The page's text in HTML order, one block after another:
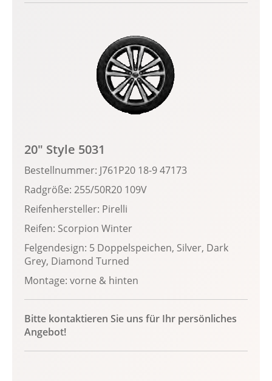
20" Style 5031
Bestellnummer: J761P20 18-9 47173
Radgröße: 255/50R20 109V
Reifenhersteller: Pirelli
Reifen: Scorpion Winter
Felgendesign: 5 Doppelspeichen, Silver, Dark
Grey, Diamond Turned
Montage: vorne & hinten
Bitte kontaktieren Sie uns für Ihr persönliches
Angebot!